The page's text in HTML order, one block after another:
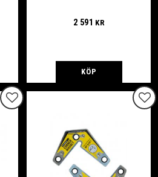
2 591 KR
KÖP
Lägg till i favoriter